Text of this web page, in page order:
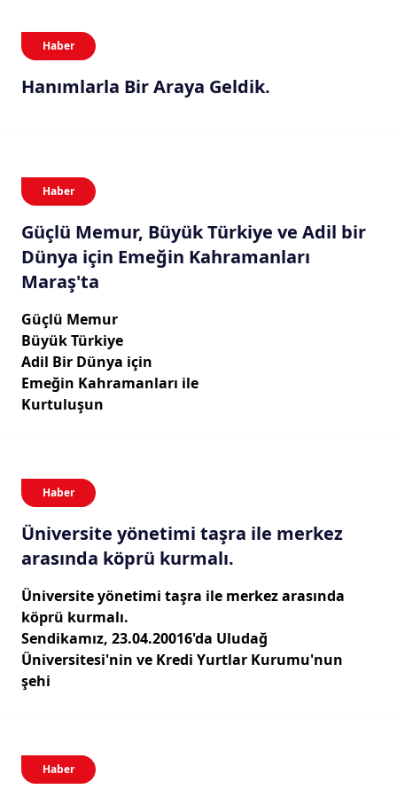
Haber
Hanımlarla Bir Araya Geldik.
Haber
Güçlü Memur, Büyük Türkiye ve Adil bir
Dünya için Emeğin Kahramanları
Maraş'ta
Güçlü Memur
Büyük Türkiye
Adil Bir Dünya için
Emeğin Kahramanları ile
Kurtuluşun
Haber
Üniversite yönetimi taşra ile merkez
arasında köprü kurmalı.
Üniversite yönetimi taşra ile merkez arasında
köprü kurmalı.
Sendikamız, 23.04.20016'da Uludağ
Üniversitesi'nin ve Kredi Yurtlar Kurumu'nun
şehi
Haber